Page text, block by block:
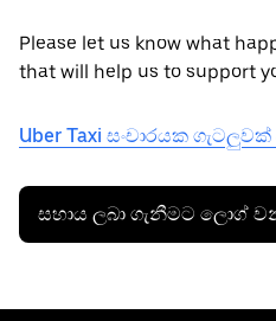
Please let us know what
that will help us to support
Uber Taxi සංචාරයක
සහාය ලබා ගැනීමට ලොග්